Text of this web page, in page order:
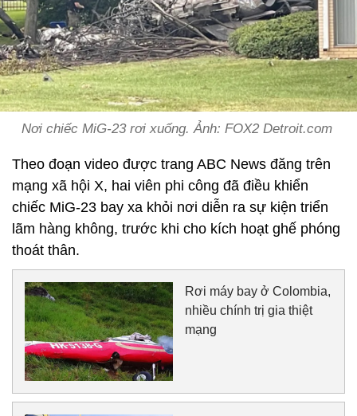
Nơi chiếc MiG-23 rơi xuống. Ảnh: FOX2 Detroit.com
Theo đoạn video được trang ABC News đăng trên
mạng xã hội X, hai viên phi công đã điều khiển
chiếc MiG-23 bay xa khỏi nơi diễn ra sự kiện triển
lãm hàng không, trước khi cho kích hoạt ghế phóng
thoát thân.
Rơi máy bay ở Colombia,
nhiều chính trị gia thiệt
mạng